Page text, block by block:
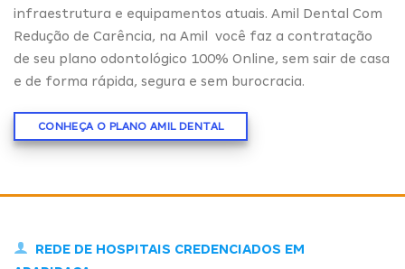
infraestrutura e equipamentos atuais. Amil Dental Com
Redução de Carência, na Amil você faz a contratação
de seu plano odontológico 100% Online, sem sair de casa
e de forma rápida, segura e sem burocracia.
CONHEÇA O PLANO AMIL DENTAL
REDE DE HOSPITAIS CREDENCIADOS EM